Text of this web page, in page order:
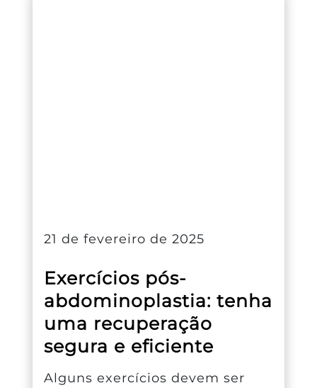
21 de fevereiro de 2025
Exercícios pós-
abdominoplastia: tenha
uma recuperação
segura e eficiente
Alguns exercícios devem ser